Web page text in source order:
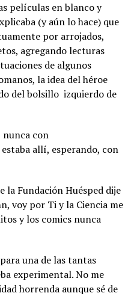
películas en blanco y
(y aún lo hace) que
por arrojados,
agregando lecturas
de algunos
la idea del héroe
del bolsillo izquierdo de
nunca con
allí, esperando, con
la Fundación Huésped dije
voy por Ti y la Ciencia me
y los comics nunca
una de las tantas
experimental. No me
horrenda aunque sé de